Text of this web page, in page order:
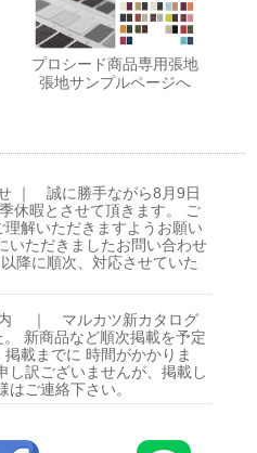
プロシード商品専用張地
張地サンプルページへ